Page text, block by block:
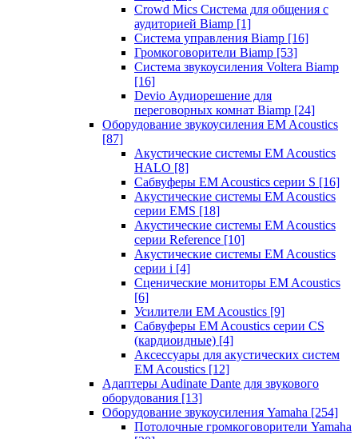
Crowd Mics Система для общения с
аудиторией Biamp [1]
Система управления Biamp [16]
Громкоговорители Biamp [53]
Система звукоусиления Voltera Biamp
[16]
Devio Аудиорешение для
переговорных комнат Biamp [24]
Оборудование звукоусиления EM Acoustics
[87]
Акустические системы EM Acoustics
HALO [8]
Сабвуферы EM Acoustics серии S [16]
Акустические системы EM Acoustics
серии EMS [18]
Акустические системы EM Acoustics
серии Reference [10]
Акустические системы EM Acoustics
серии i [4]
Сценические мониторы EM Acoustics
[6]
Усилители EM Acoustics [9]
Сабвуферы EM Acoustics серии CS
(кардиоидные) [4]
Аксессуары для акустических систем
EM Acoustics [12]
Адаптеры Audinate Dante для звукового
оборудования [13]
Оборудование звукоусиления Yamaha [254]
Потолочные громкоговорители Yamaha